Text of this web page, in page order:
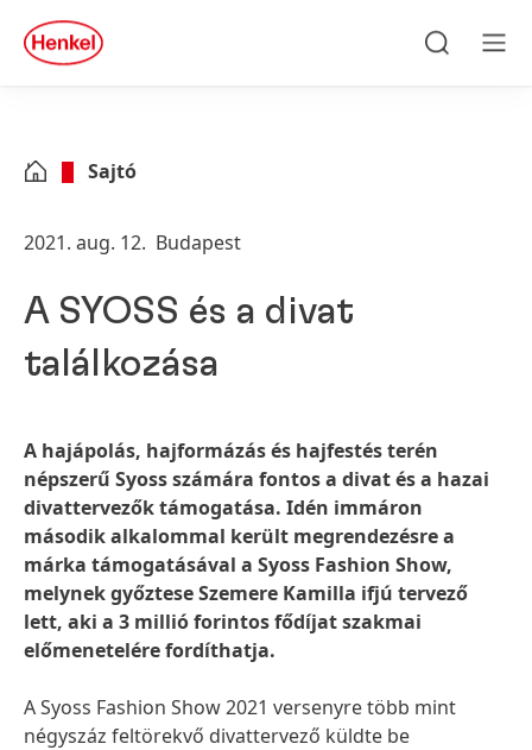
Skip to footer
quick
search
Sajtó
2021. aug. 12. Budapest
A SYOSS és a divat
találkozása
A hajápolás, hajformázás és hajfestés terén
népszerű Syoss számára fontos a divat és a hazai
divattervezők támogatása. Idén immáron
második alkalommal került megrendezésre a
márka támogatásával a Syoss Fashion Show,
melynek győztese Szemere Kamilla ifjú tervező
lett, aki a 3 millió forintos fődíjat szakmai
előmenetelére fordíthatja.
A Syoss Fashion Show 2021 versenyre több mint
négyszáz feltörekvő divattervező küldte be